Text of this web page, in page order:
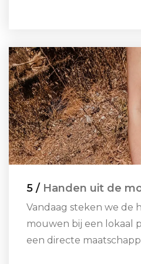
5 / Handen uit de
Vandaag steken we de
mouwen bij een lokaal
een directe